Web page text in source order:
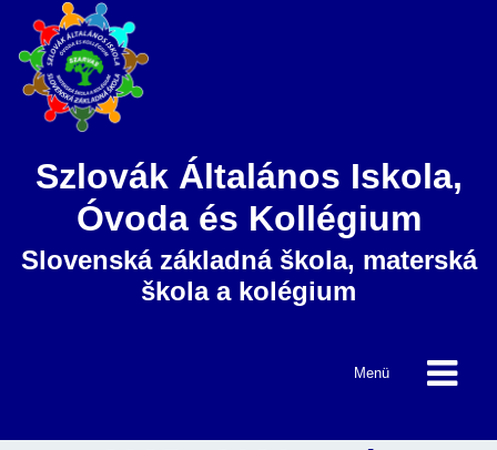
Szlovák Általános Iskola,
Óvoda és Kollégium
Slovenská základná škola, materská
škola a kolégium
Menü